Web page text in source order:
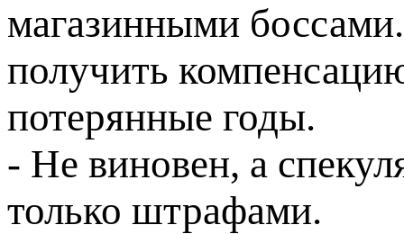
магазинными
получить
потерянные годы.
- Не виновен, а
только штрафами.